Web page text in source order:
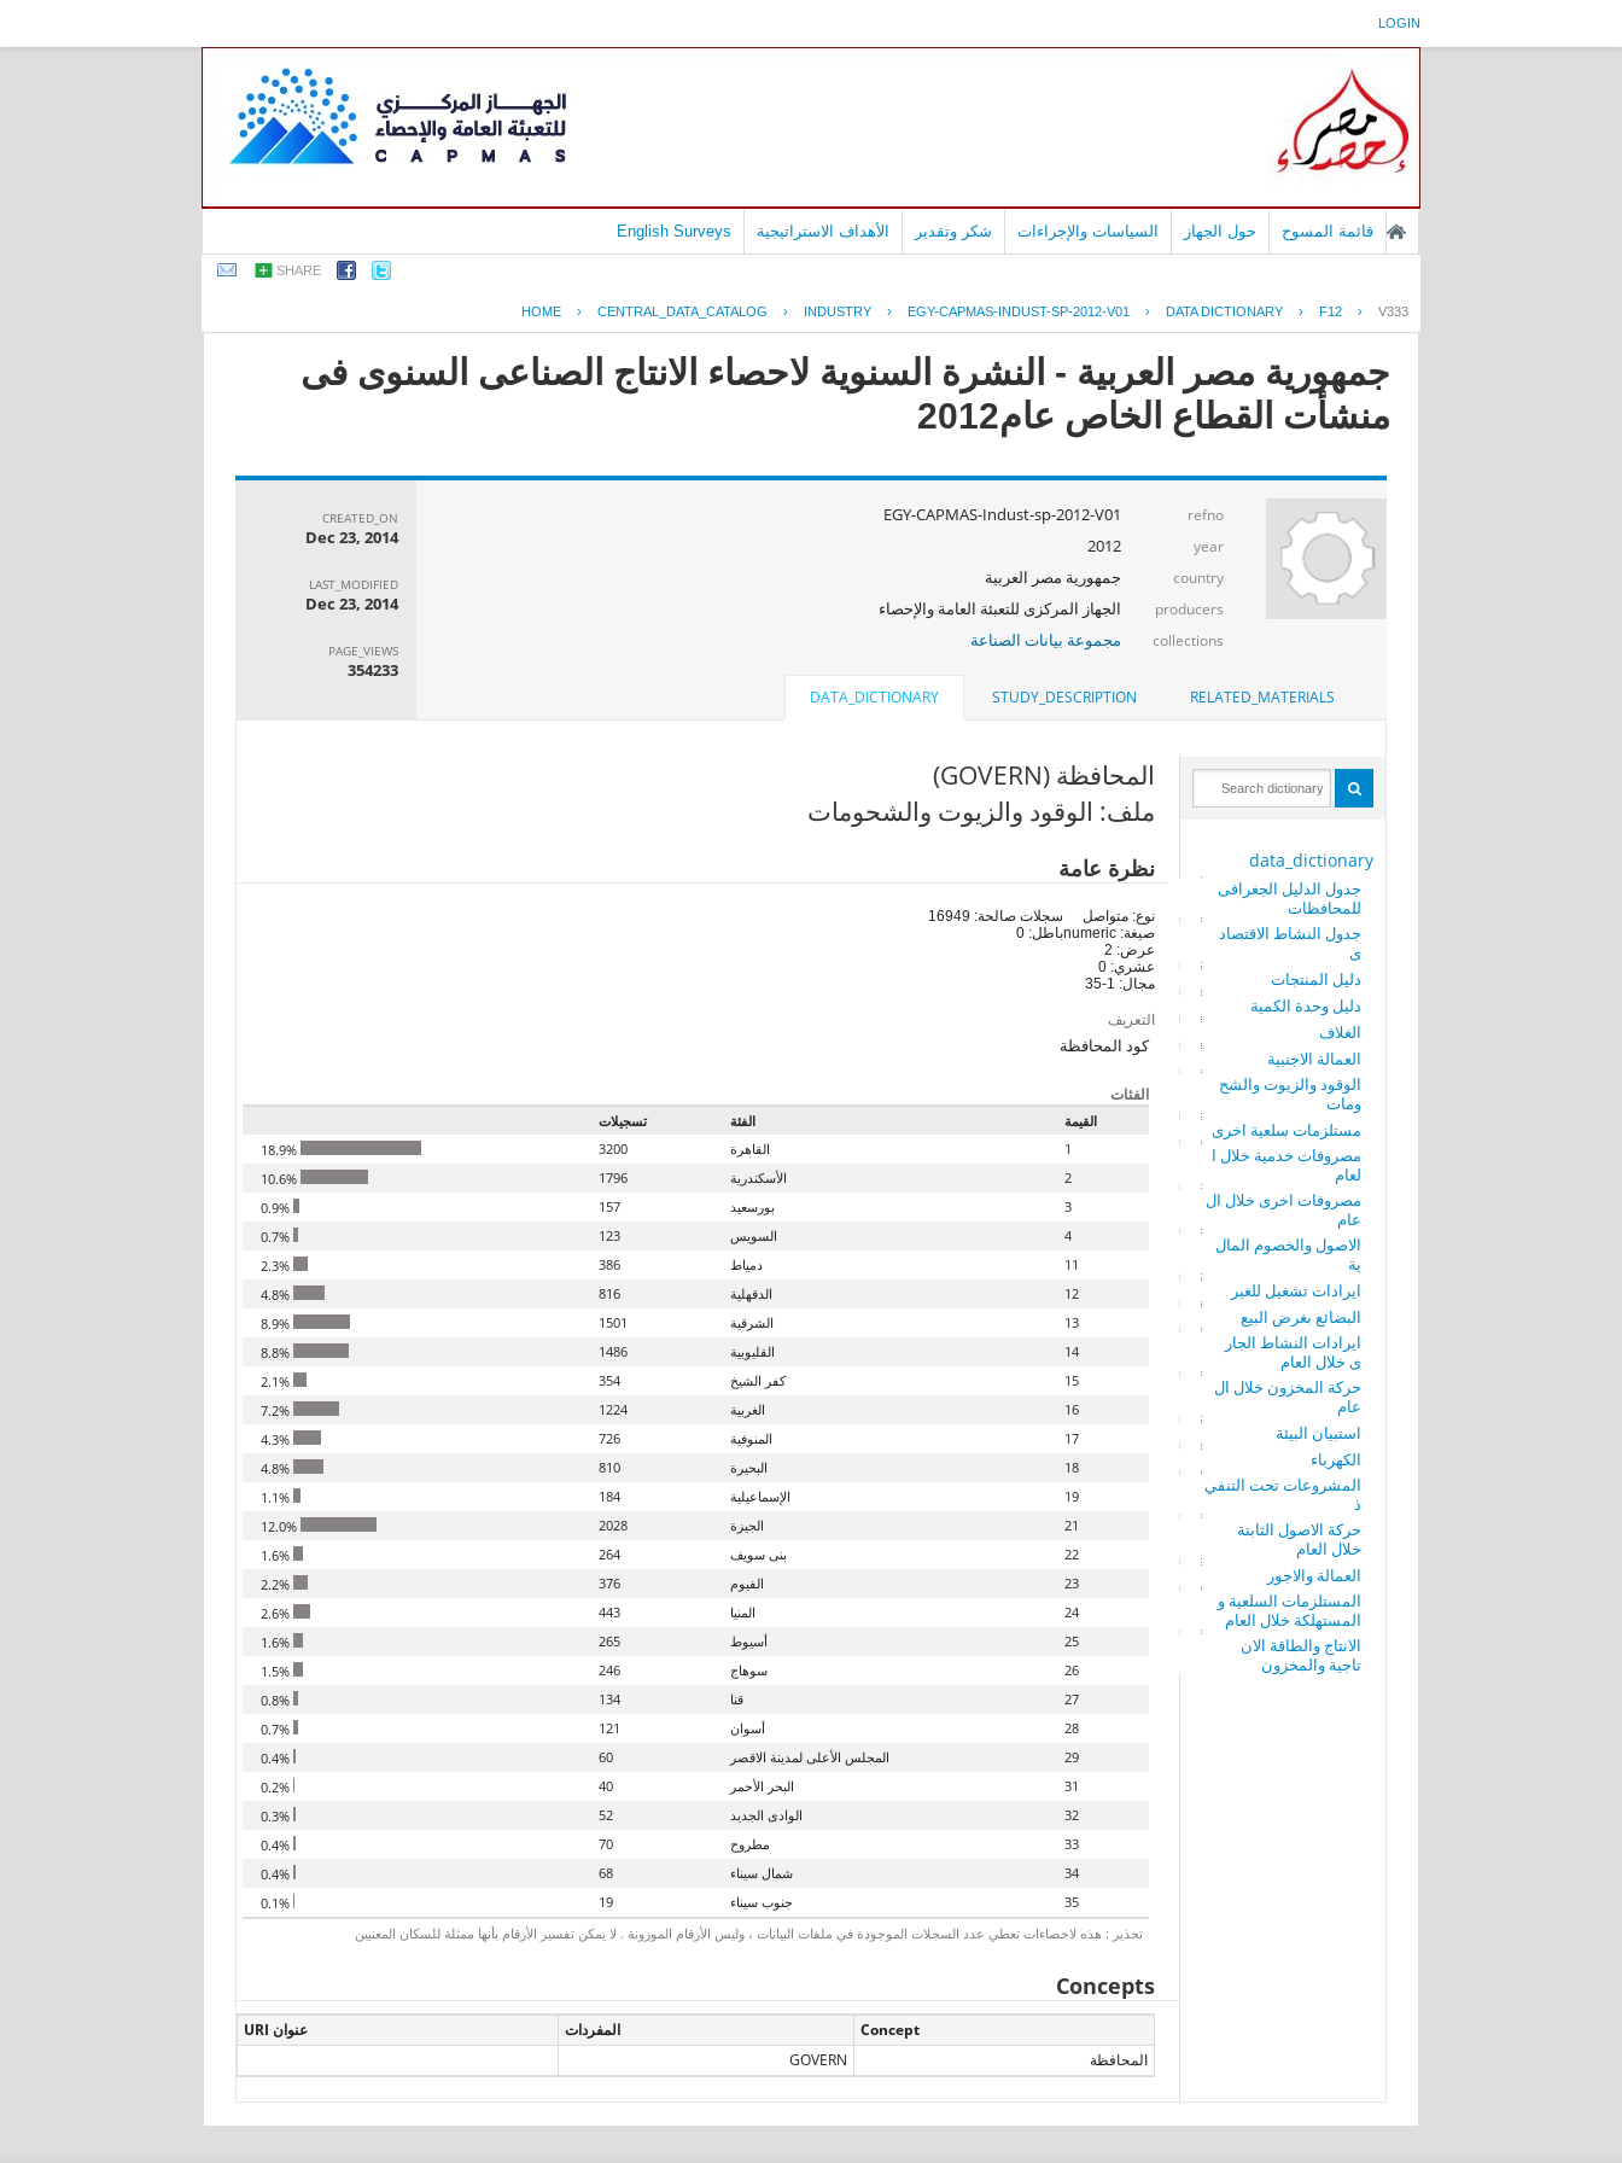
LOGIN
قائمة المسوح حول الجهاز السياسات والإجراءات شكر وتقدير الأهداف الاستراتيجية English Surveys
SHARE
HOME › CENTRAL_DATA_CATALOG › INDUSTRY › EGY-CAPMAS-INDUST-SP-2012-V01 › DATA DICTIONARY › F12 › V333
جمهورية مصر العربية - النشرة السنوية لاحصاء الانتاج الصناعى السنوى فى
منشأت القطاع الخاص عام2012
refno
EGY-CAPMAS-Indust-sp-2012-V01
year
2012
country جمهورية مصر العربية
producers الجهاز المركزى للتعبئة العامة والإحصاء
collections مجموعة بيانات الصناعة
CREATED_ON
Dec 23, 2014
LAST_MODIFIED
Dec 23, 2014
PAGE_VIEWS
354233
RELATED_MATERIALS
STUDY_DESCRIPTION
DATA_DICTIONARY
data_dictionary
جدول الدليل الجغرافى
للمحافظات
جدول النشاط الاقتصاد
ى
دليل المنتجات
دليل وحدة الكمية
الغلاف
العمالة الاجنبية
الوقود والزيوت والشح
ومات
مستلزمات سلعية اخرى
مصروفات خدمية خلال ا
لعام
مصروفات اخرى خلال ال
عام
الاصول والخصوم المال
ية
ايرادات تشغيل للغير
البضائع بغرض البيع
ايرادات النشاط الجار
ى خلال العام
حركة المخزون خلال ال
عام
استبيان البيئة
الكهرباء
المشروعات تحت التنفي
ذ
حركة الاصول الثابتة
خلال العام
العمالة والاجور
المستلزمات السلعية و
المستهلكة خلال العام
الانتاج والطاقة الان
تاجية والمخزون
المحافظة (GOVERN)
ملف: الوقود والزيوت والشحومات
نظرة عامة
نوع: متواصل
صيغة: numeric
عرض: 2
عشري: 0
مجال: 1-35
سجلات صالحة: 16949
باطل: 0
التعريف
كود المحافظة
الفئات
القيمة الفئة
تسجيلات
1
القاهرة 3200
2
الأسكندرية 1796
3
بورسعيد 157
4
السويس 123
11
دمياط 386
12
الدقهلية 816
13
الشرقية 1501
14
القليوبية 1486
15
كفر الشيخ 354
16
الغربية 1224
17
المنوفية 726
18
البحيرة 810
19
الإسماعيلية 184
21
الجيزة 2028
22
بنى سويف 264
23
الفيوم 376
24
المنيا 443
25
أسيوط 265
26
سوهاج 246
27
قنا 134
28
أسوان 121
29
المجلس الأعلى لمدينة الاقصر 60
31
البحر الأحمر 40
32
الوادى الجديد 52
33
مطروح 70
34
شمال سيناء 68
35
جنوب سيناء 19
تحذير : هذه لاحصاءات تعطي عدد السجلات الموجودة في ملفات البيانات ، وليس الأرقام الموزونة . لا يمكن تفسير الأرقام بأنها ممثلة للسكان المعنيين
Concepts
Concept المفردات
عنوان URI
المحافظة
GOVERN